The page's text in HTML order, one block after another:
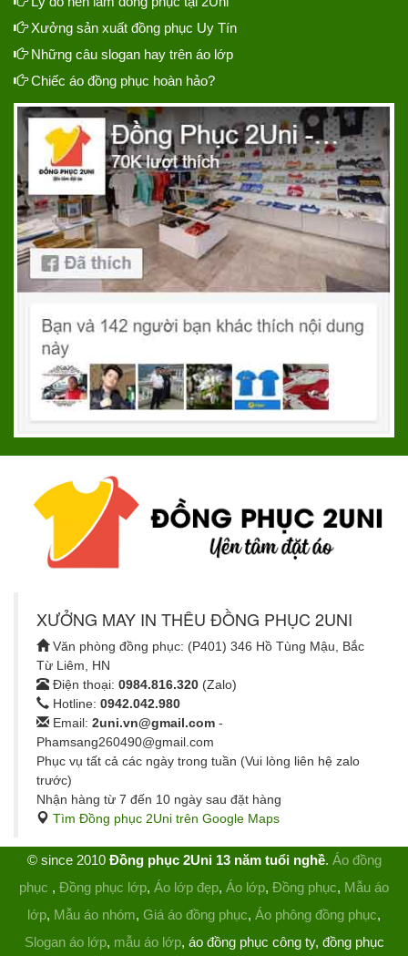
Xưởng sản xuất đồng phục Uy Tín
Những câu slogan hay trên áo lớp
Chiếc áo đồng phục hoàn hảo?
XƯỞNG MAY IN THÊU ĐỒNG PHỤC 2UNI
Văn phòng đồng phục: (P401) 346 Hồ Tùng Mậu, Bắc
Từ Liêm, HN
Điện thoại: 0984.816.320 (Zalo)
Hotline: 0942.042.980
Email: 2uni.vn@gmail.com -
Phamsang260490@gmail.com
Phục vụ tất cả các ngày trong tuần (Vui lòng liên hệ zalo
trước)
Nhận hàng từ 7 đến 10 ngày sau đặt hàng
Tìm Đồng phục 2Uni trên Google Maps
© since 2010 Đồng phục 2Uni 13 năm tuổi nghề. Áo đồng
phục , Đồng phục lớp, Áo lớp đẹp, Áo lớp, Đồng phục, Mẫu áo
lớp, Mẫu áo nhóm, Giá áo đồng phục, Áo phông đồng phục,
Slogan áo lớp, mẫu áo lớp, áo đồng phục công ty, đồng phục